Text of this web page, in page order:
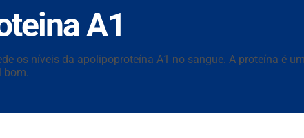
A1
os níveis da apolipoproteína A1 no sangue. A proteína é
bom.